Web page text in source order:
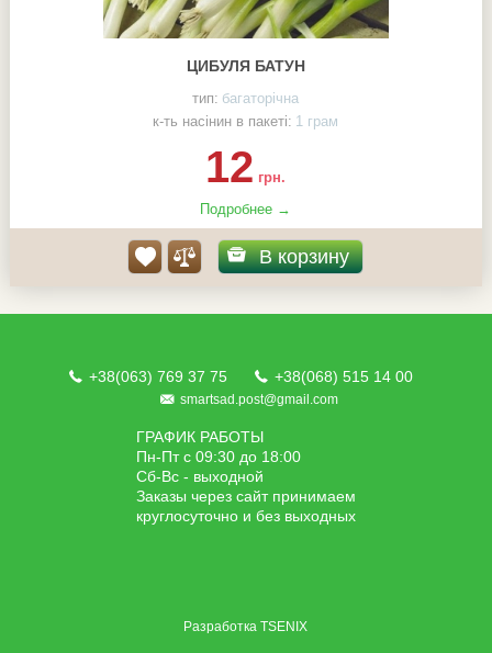
ЦИБУЛЯ БАТУН
тип: багаторічна
к-ть насінин в пакеті: 1 грам
12 грн.
Подробнее →
В корзину
+38(063) 769 37 75 +38(068) 515 14 00
smartsad.post@gmail.com
ГРАФИК РАБОТЫ
Пн-Пт с 09:30 до 18:00
Сб-Вс - выходной
Заказы через сайт принимаем
круглосуточно и без выходных
РазработкаTSENIX